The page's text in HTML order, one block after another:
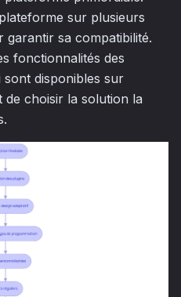
sur plusieurs
sa compatibilité.
fonctionnalités des
disponibles sur
de choisir la solution la